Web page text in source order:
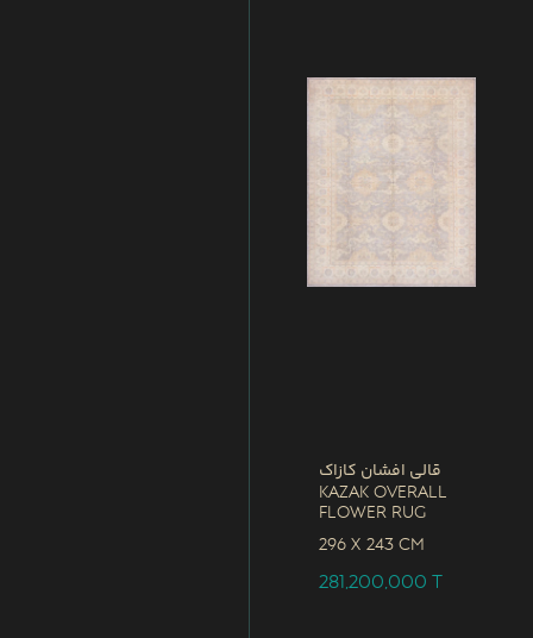
قالی افشان کازاک
Kazak Overall
Flower Rug
296 x 243 CM
281,200,000T